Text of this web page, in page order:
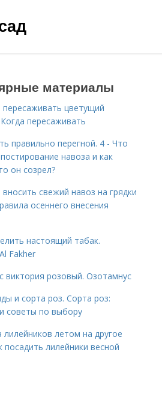
материалы
цветущий
пересаживать
правильно перегной. 4 - Что
навоза и как
он созрел?
свежий навоз на грядки
осеннего внесения
настоящий табак.
Fakher
виктория розовый. Озотамнус
и сорта роз. Сорта роз:
советы по выбору
лилейников летом на другое
посадить лилейники весной